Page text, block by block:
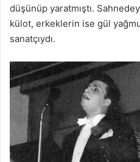
düşünüp yaratmıştı.
külot, erkeklerin ise gül
sanatçıydı.